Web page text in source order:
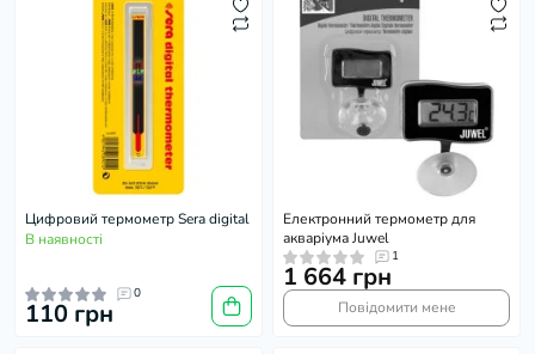
Цифровий термометр Sera digital
В наявності
0
110 грн
Електронний термометр для
акваріума Juwel
1
1 664 грн
Повідомити мене